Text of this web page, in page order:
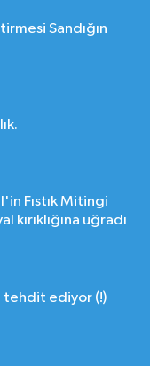
Sandığın
Fıstık Mitingi
kırıklığına uğradı
tehdit ediyor (!)